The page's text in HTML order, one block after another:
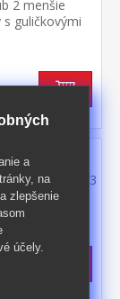
2 menšie
s guličkovými
1 polica, 3
a
na
zlepšenie
účely.